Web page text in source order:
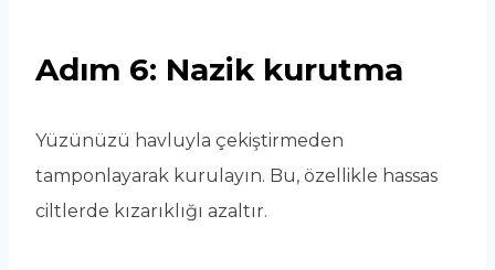
Adım 6: Nazik kurutma
Yüzünüzü havluyla çekiştirmeden
tamponlayarak kurulayın. Bu, özellikle hassas
ciltlerde kızarıklığı azaltır.